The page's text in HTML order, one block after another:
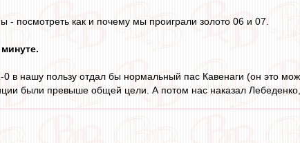
- посмотреть как и почему мы проиграли золото 06 и 07.
0 в нашу пользу отдал бы нормальный пас Кавенаги (он это
были превыше общей цели. А потом нас наказал